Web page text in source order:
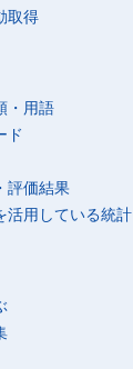
取得
・用語
ド
評価結果
活用している統計